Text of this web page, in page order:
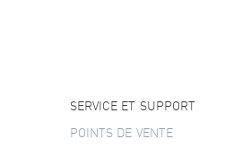
SERVICE ET SUPPORT
POINTS DE VENTE